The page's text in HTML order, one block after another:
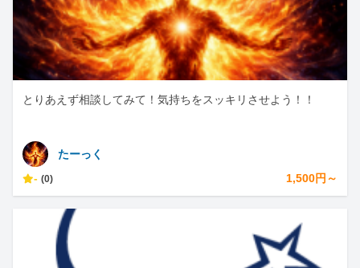
とりあえず相談してみて！気持ちをスッキリさせよう！！
たーっく
- (0) 1,500円～